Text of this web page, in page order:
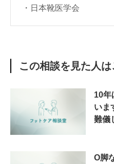
・日本靴医学会
この相談を見た人
10年
いま
難儀
O脚